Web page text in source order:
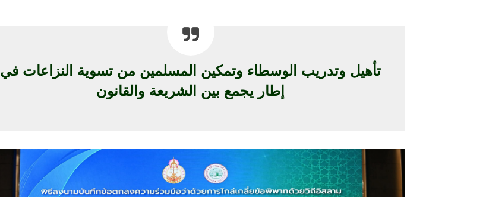
تأهيل وتدريب الوسطاء وتمكين المسلمين من تسوية النزاعات في
إطار يجمع بين الشريعة والقانون